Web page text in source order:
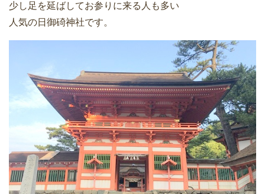
少し足を延ばしてお参りに来る人も多い
人気の日御碕神社です。